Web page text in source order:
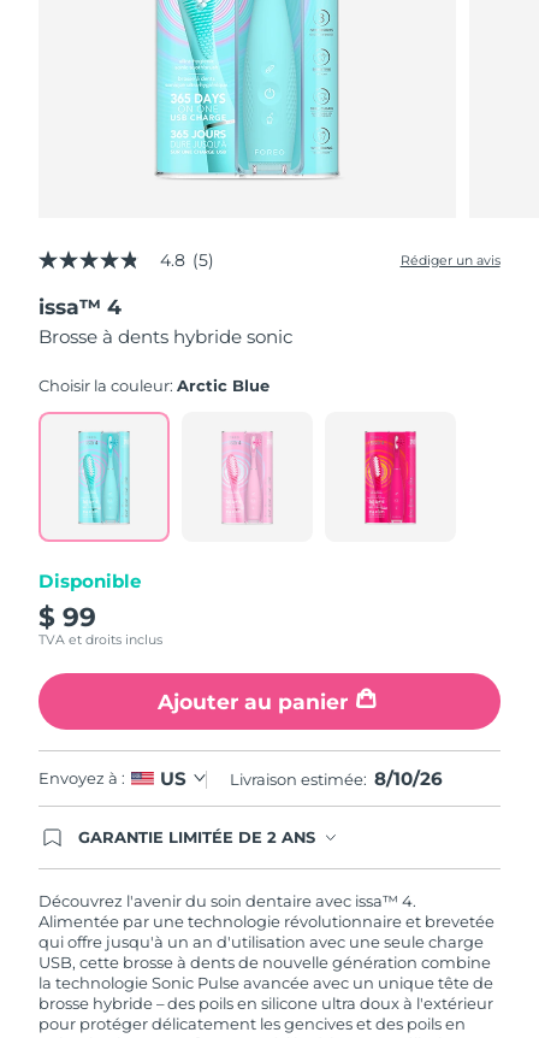
4.8
sur
5,
valeur
la
moyenne.
Read
Reviews.
la
page.
4.8 (5) Rédiger un avis
issa™ 4
Brosse à dents hybride sonic
Choisir la couleur:Arctic Blue
Disponible
$ 99
TVA et droits inclus
Ajouter au panier
Envoyez à : US Livraison estimée: 8/10/26
GARANTIE LIMITÉE DE 2 ANS
FOREO. Cela signifie que si vous rencontrez des
problèmes avec votre appareil pendant les 2 ans
de garantie limitée, FOREO vous remplace ce
dernier gratuitement.
Découvrez l'avenir du soin dentaire avec issa™ 4.
Alimentée par une technologie révolutionnaire et brevetée
qui offre jusqu'à un an d'utilisation avec une seule charge
USB, cette brosse à dents de nouvelle génération combine
la technologie Sonic Pulse avancée avec un unique tête de
brosse hybride – des poils en silicone ultra doux à l'extérieur
pour protéger délicatement les gencives et des poils en